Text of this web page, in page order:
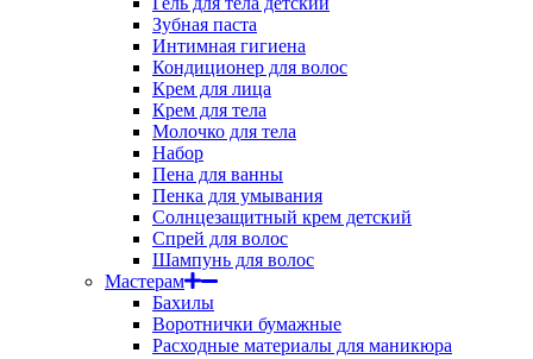
Зубная паста
Интимная гигиена
Кондиционер для волос
Крем для лица
Крем для тела
Молочко для тела
Набор
Пена для ванны
Пенка для умывания
Солнцезащитный крем детский
Спрей для волос
Шампунь для волос
Мастерам
Бахилы
Воротнички бумажные
Расходные материалы для маникюра